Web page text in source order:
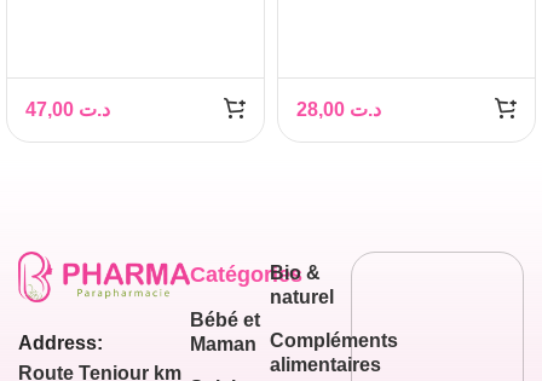
د.ت د.ت
Address:
Route Teniour km
Catégories
Bébé et
Maman
Bio &
naturel
Compléments
alimentaires